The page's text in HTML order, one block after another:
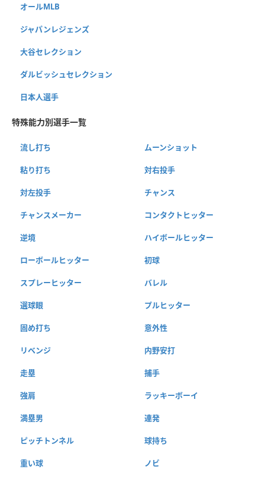
オールMLB
ジャパンレジェンズ
大谷セレクション
ダルビッシュセレクション
日本人選手
特殊能力別選手一覧
流し打ち ムーンショット
粘り打ち 対右投手
対左投手 チャンス
チャンスメーカー コンタクトヒッター
逆境 ハイボールヒッター
ローボールヒッター 初球
スプレーヒッター バレル
選球眼 プルヒッター
固め打ち 意外性
リベンジ 内野安打
走塁 捕手
強肩 ラッキーボーイ
満塁男 連発
ピッチトンネル 球持ち
重い球 ノビ